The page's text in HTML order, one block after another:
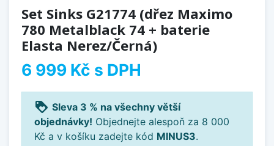
Set Sinks G21774 (dřez Maximo
780 Metalblack 74 + baterie
Elasta Nerez/Černá)
6 999 Kč s DPH
loyalty Sleva 3 % na všechny větší
objednávky! Objednejte alespoň za 8 000
Kč a v košíku zadejte kód MINUS3.